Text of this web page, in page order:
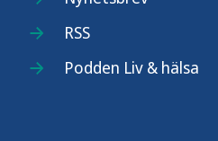
RSS
Podden Liv & hälsa